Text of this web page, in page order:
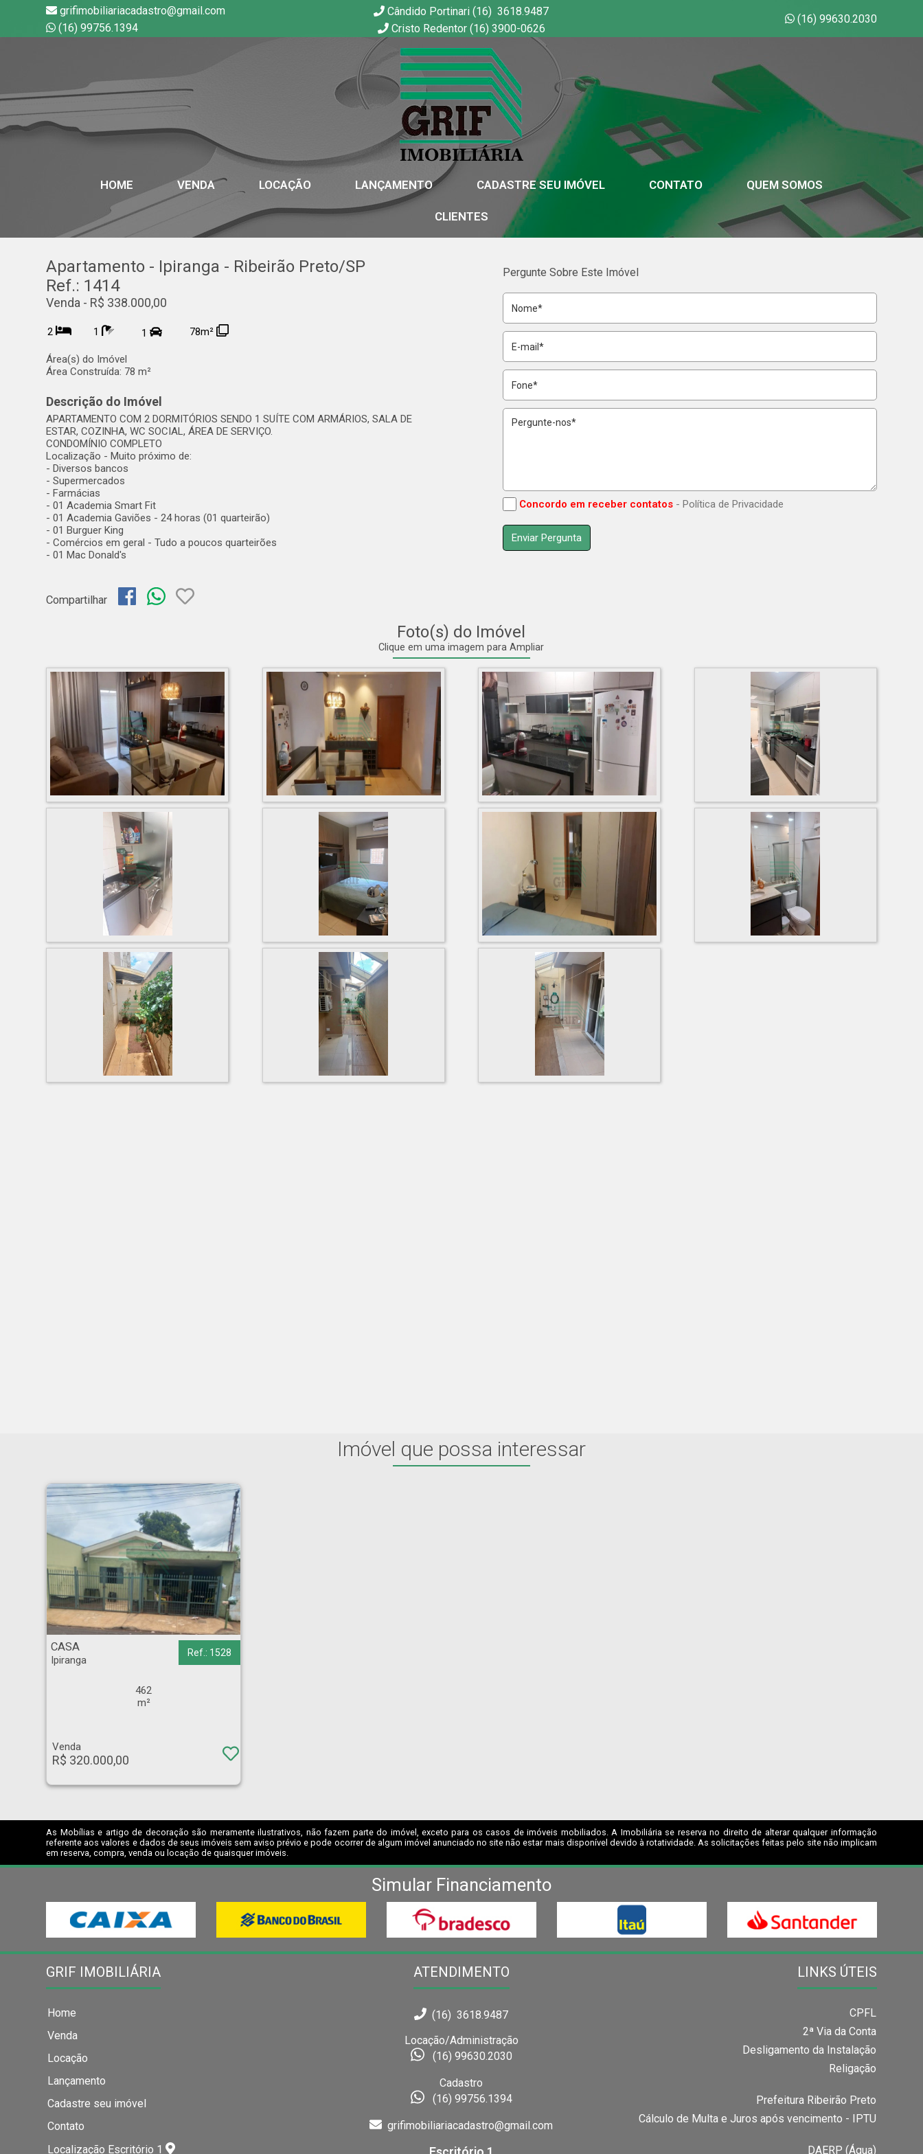
grifimobiliariacadastro@gmail.com
(16) 99756.1394
Cândido Portinari (16) 3618.9487
Cristo Redentor (16) 3900-0626
(16) 99630.2030
HOME VENDA LOCAÇÃO LANÇAMENTO CADASTRE SEU IMÓVEL CONTATO QUEM SOMOS
CLIENTES
Apartamento - Ipiranga - Ribeirão Preto/SP
Ref.: 1414
Venda - R$ 338.000,00
2 1 1 78m²
Área(s) do Imóvel
Área Construída: 78 m²
Descrição do Imóvel
APARTAMENTO COM 2 DORMITÓRIOS SENDO 1 SUÍTE COM ARMÁRIOS, SALA DE
ESTAR, COZINHA, WC SOCIAL, ÁREA DE SERVIÇO.
CONDOMÍNIO COMPLETO
Localização - Muito próximo de:
- Diversos bancos
- Supermercados
- Farmácias
- 01 Academia Smart Fit
- 01 Academia Gaviões - 24 horas (01 quarteirão)
- 01 Burguer King
- Comércios em geral - Tudo a poucos quarteirões
- 01 Mac Donald's
Compartilhar
Pergunte Sobre Este Imóvel
Concordo em receber contatos - Política de Privacidade
Foto(s) do Imóvel
Clique em uma imagem para Ampliar
Imóvel que possa interessar
CASA - Ipiranga - Ribeirão Preto
CASA
Ipiranga
Ref.: 1528
462
m²
Venda
R$ 320.000,00
As Mobílias e artigo de decoração são meramente ilustrativos, não fazem parte do imóvel, exceto para os casos de imóveis mobiliados. A Imobiliária se reserva no direito de alterar qualquer informação
referente aos valores e dados de seus imóveis sem aviso prévio e pode ocorrer de algum imóvel anunciado no site não estar mais disponível devido à rotatividade. As solicitações feitas pelo site não implicam
em reserva, compra, venda ou locação de quaisquer imóveis.
Simular Financiamento
GRIF IMOBILIÁRIA
Home
Venda
Locação
Lançamento
Cadastre seu imóvel
Contato
Localização Escritório 1
ATENDIMENTO
(16) 3618.9487
Locação/Administração
(16) 99630.2030
Cadastro
(16) 99756.1394
grifimobiliariacadastro@gmail.com
LINKS ÚTEIS
CPFL
2ª Via da Conta
Desligamento da Instalação
Religação
Prefeitura Ribeirão Preto
Cálculo de Multa e Juros após vencimento - IPTU
DAERP (Água)